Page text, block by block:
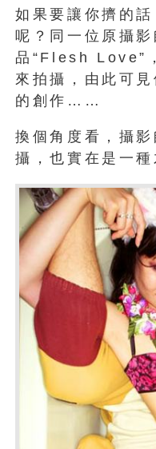
如果要讓你擠的
呢？同一位原攝
品“Flesh Love”
來拍攝，由此可
的創作……
換個角度看，攝
攝，也實在是一種